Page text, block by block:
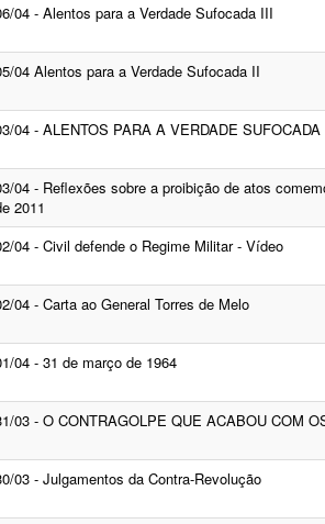
04 - Alentos para a Verdade Sufocada III
04 Alentos para a Verdade Sufocada II
04 - ALENTOS PARA A VERDADE SUFOCADA
04 - Reflexões sobre a proibição de atos
2011
04 - Civil defende o Regime Militar - Vídeo
04 - Carta ao General Torres de Melo
04 - 31 de março de 1964
03 - O CONTRAGOLPE QUE ACABOU COM
03 - Julgamentos da Contra-Revolução